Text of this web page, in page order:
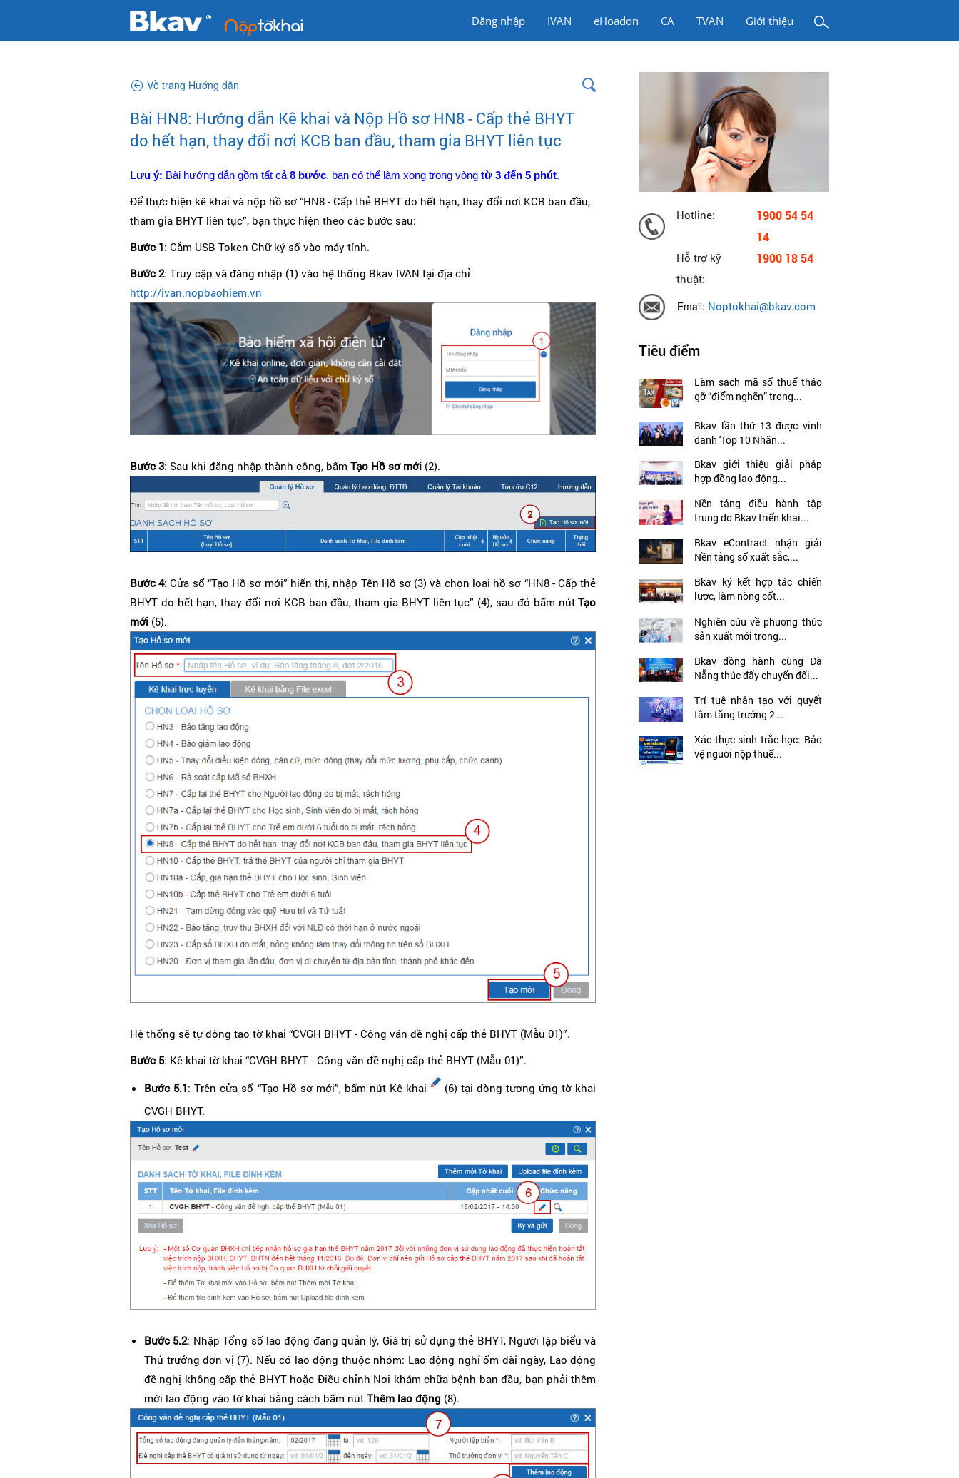
Giới thiệu
TVAN
CA
eHoadon
IVAN
Đăng nhập
Về trang Hướng dẫn
Bài HN8: Hướng dẫn Kê khai và Nộp Hồ sơ HN8 - Cấp thẻ BHYT
do hết hạn, thay đổi nơi KCB ban đầu, tham gia BHYT liên tục
Lưu ý: Bài hướng dẫn gồm tất cả 8 bước, bạn có thể làm xong trong vòng từ 3 đến 5 phút.
Để thực hiện kê khai và nộp hồ sơ “HN8 - Cấp thẻ BHYT do hết hạn, thay đổi nơi KCB ban đầu,
tham gia BHYT liên tục”, bạn thực hiện theo các bước sau:
Bước 1: Cắm USB Token Chữ ký số vào máy tính.
Bước 2: Truy cập và đăng nhập (1) vào hệ thống Bkav IVAN tại địa chỉ
http://ivan.nopbaohiem.vn
Bước 3: Sau khi đăng nhập thành công, bấm Tạo Hồ sơ mới (2).
Bước 4: Cửa sổ “Tạo Hồ sơ mới” hiển thị, nhập Tên Hồ sơ (3) và chọn loại hồ sơ “HN8 - Cấp thẻ
BHYT do hết hạn, thay đổi nơi KCB ban đầu, tham gia BHYT liên tục” (4), sau đó bấm nútTạo
mới (5).
Hệ thống sẽ tự động tạo tờ khai “CVGH BHYT - Công văn đề nghị cấp thẻ BHYT (Mẫu 01)”.
Bước 5: Kê khai tờ khai “CVGH BHYT - Công văn đề nghị cấp thẻ BHYT (Mẫu 01)”.
Bước 5.1: Trên cửa sổ “Tạo Hồ sơ mới”, bấm nút Kê khai
(6) tại dòng tương ứng tờ khai
CVGH BHYT.
Bước 5.2: Nhập Tổng số lao động đang quản lý, Giá trị sử dụng thẻ BHYT, Người lập biểu và
Thủ trưởng đơn vị (7). Nếu có lao động thuộc nhóm: Lao động nghỉ ốm dài ngày, Lao động
đề nghị không cấp thẻ BHYT hoặc Điều chỉnh Nơi khám chữa bệnh ban đầu, bạn phải thêm
mới lao động vào tờ khai bằng cách bấm nút Thêm lao động (8).
Hotline:
1900 54 54
14
Hỗ trợ kỹ
thuật:
1900 18 54
Email: Noptokhai@bkav.com
Tiêu điểm
Làm sạch mã số thuế tháo
gỡ “điểm nghẽn” trong...
Bkav lần thứ 13 được vinh
danh 'Top 10 Nhãn...
Bkav giới thiệu giải pháp
hợp đồng lao động...
Nền tảng điều hành tập
trung do Bkav triển khai...
Bkav eContract nhận giải
Nền tảng số xuất sắc,...
Bkav ký kết hợp tác chiến
lược, làm nòng cốt...
Nghiên cứu về phương thức
sản xuất mới trong...
Bkav đồng hành cùng Đà
Nẵng thúc đẩy chuyển đổi...
Trí tuệ nhân tạo với quyết
tâm tăng trưởng 2...
Xác thực sinh trắc học: Bảo
vệ người nộp thuế...